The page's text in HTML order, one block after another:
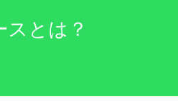
スとは？